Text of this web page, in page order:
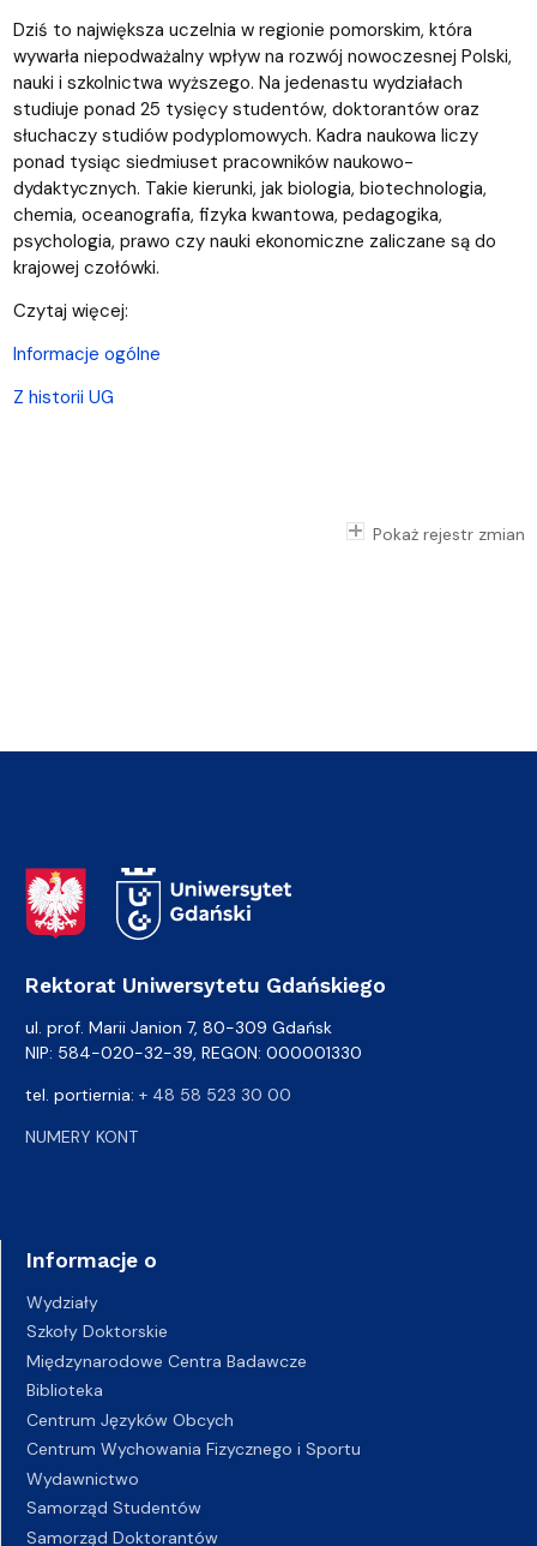
Dziś to największa uczelnia w regionie pomorskim, która
wywarła niepodważalny wpływ na rozwój nowoczesnej Polski,
nauki i szkolnictwa wyższego. Na jedenastu wydziałach
studiuje ponad 25 tysięcy studentów, doktorantów oraz
słuchaczy studiów podyplomowych. Kadra naukowa liczy
ponad tysiąc siedmiuset pracowników naukowo-
dydaktycznych. Takie kierunki, jak biologia, biotechnologia,
chemia, oceanografia, fizyka kwantowa, pedagogika,
psychologia, prawo czy nauki ekonomiczne zaliczane są do
krajowej czołówki.
Czytaj więcej:
Informacje ogólne
Z historii UG
Pokaż rejestr zmian
Adres Rektoratu
Rektorat Uniwersytetu Gdańskiego
ul. prof. Marii Janion 7, 80-309 Gdańsk
NIP: 584-020-32-39, REGON: 000001330
tel. portiernia: + 48 58 523 30 00
NUMERY KONT
Informacje o
Wydziały
Szkoły Doktorskie
Międzynarodowe Centra Badawcze
Biblioteka
Centrum Języków Obcych
Centrum Wychowania Fizycznego i Sportu
Wydawnictwo
Samorząd Studentów
Samorząd Doktorantów